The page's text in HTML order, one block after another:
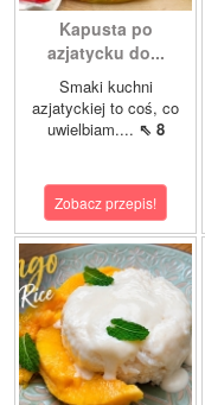
Kapusta po
azjatycku do...
Smaki kuchni
azjatyckiej to coś, co
uwielbiam.... ⇖ 8
Zobacz przepis!